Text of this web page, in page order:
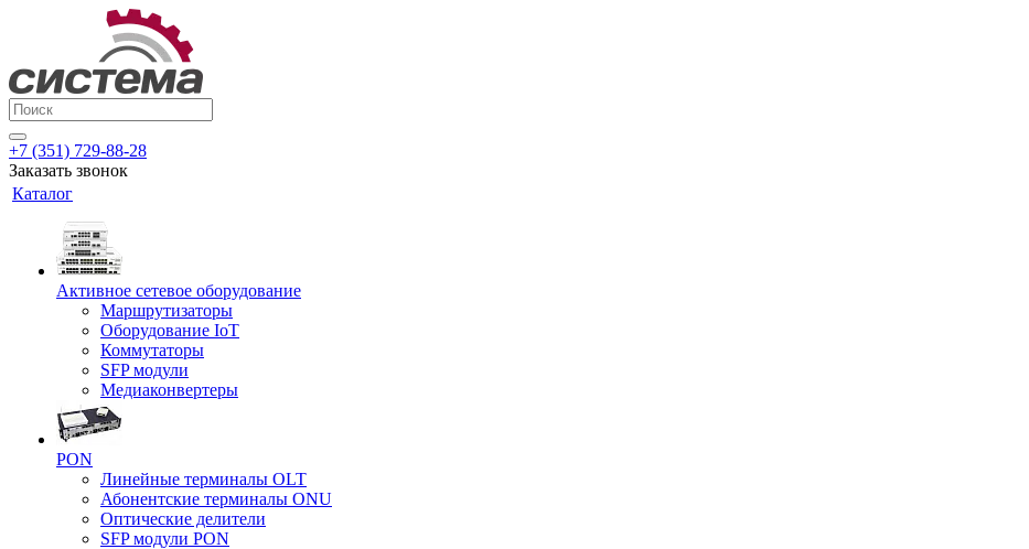
+7 (351) 729-88-28
Заказать звонок
Каталог
Активное сетевое оборудование
Маршрутизаторы
Оборудование IoT
Коммутаторы
SFP модули
Медиаконвертеры
PON
Линейные терминалы OLT
Абонентские терминалы ONU
Оптические делители
SFP модули PON